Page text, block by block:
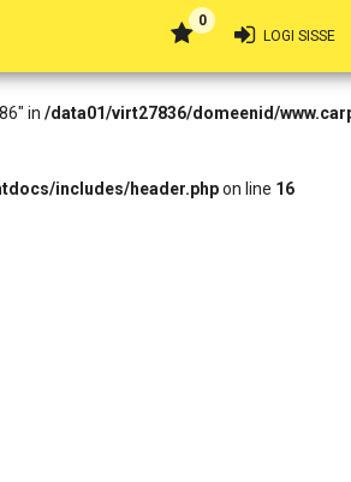
HTTP/1.1 403 Forbidden in
in /data01/virt27836/domeenid/
includes/header.phpon line 16
0
LOGI SISSE